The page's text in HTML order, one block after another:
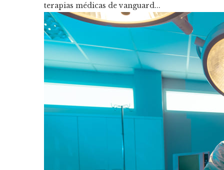
terapias médicas de vanguard...